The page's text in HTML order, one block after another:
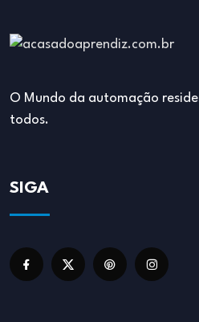
O Mundo da automação
todos.
SIGA